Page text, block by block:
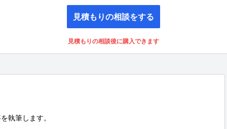
見積もりの相談をする
見積もりの相談後に購入できます
執筆します。